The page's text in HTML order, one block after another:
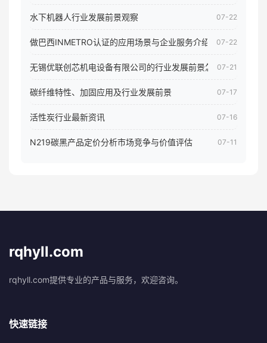
水下机器人行业发展前景观察 07-22
做巴西INMETRO认证的应用场景与企业服务介绍 07-22
无锡优联创芯机电设备有限公司的行业发展前景怎样07-21
碳纤维特性、加固应用及行业发展前景 07-17
活性炭行业最新资讯 07-16
N219碳黑产品定价分析市场竞争与价值评估 07-11
rqhyll.com
rqhyll.com提供专业的产品与服务，欢迎咨询。
快速链接